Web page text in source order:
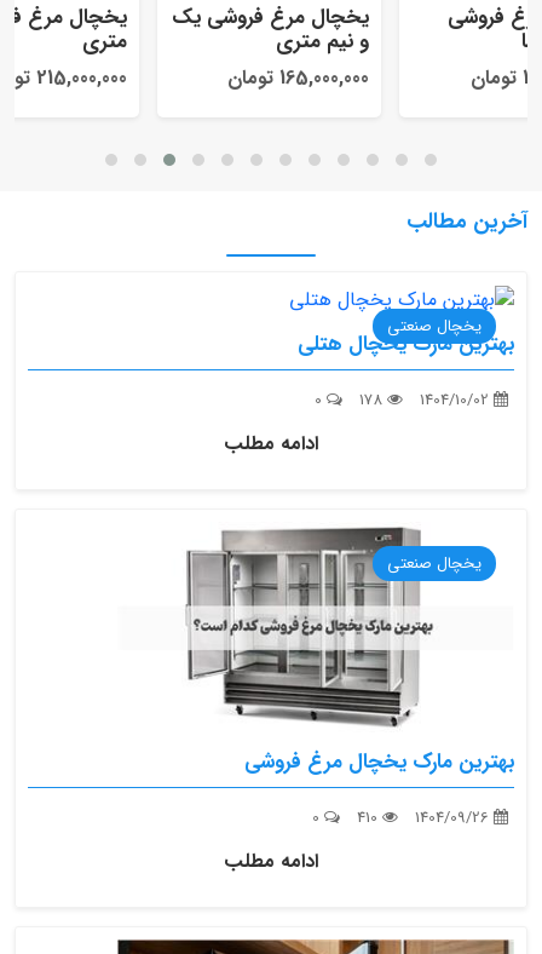
یخچال
متری
215,000,000 تومان
یخچال مرغ فروشی یک
و نیم متری
165,000,000 تومان
مرغ فروشی
نما
تومان
آخرین مطالب
یخچال صنعتی
بهترین مارک یخچال هتلی
ادامه مطلب
یخچال صنعتی
بهترین مارک یخچال مرغ‌ فروشی
ادامه مطلب